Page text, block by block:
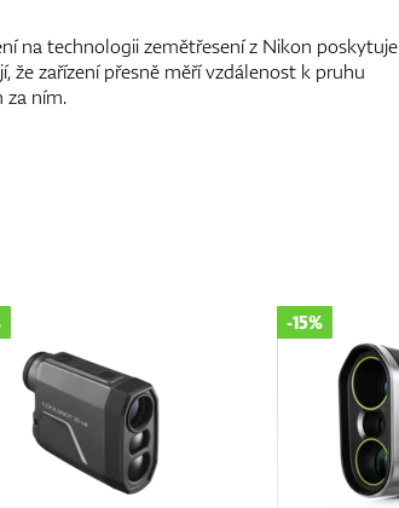
na technologii zemětřesení z Nikon poskytuje
že zařízení přesně měří vzdálenost k pruhu
ním.
-10%